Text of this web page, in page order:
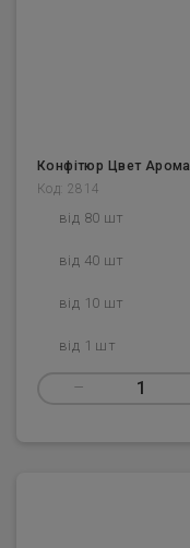
Конфітюр Цвет
Код: 2814
від 80 шт
від 40 шт
від 10 шт
від 1 шт
– 1